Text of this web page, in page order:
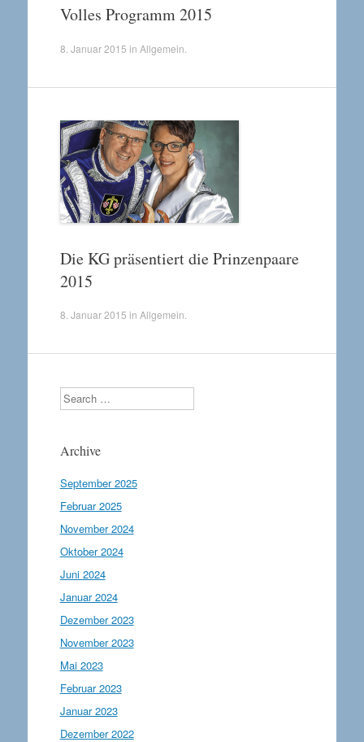
Volles Programm 2015
8. Januar 2015 in Allgemein
Die KG präsentiert die Prinzenpaare
2015
8. Januar 2015 in Allgemein
Search
Archive
September 2025
Februar 2025
November 2024
Oktober 2024
Juni 2024
Januar 2024
Dezember 2023
November 2023
Mai 2023
Februar 2023
Januar 2023
Dezember 2022